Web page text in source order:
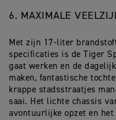
6. MAXIMALE
Met zijn 17-liter
specificaties is de Tiger
gaat werken en de
maken, fantastische
krappe stadsstraatjes
saai. Het lichte chassis
avontuurlijke opzet en